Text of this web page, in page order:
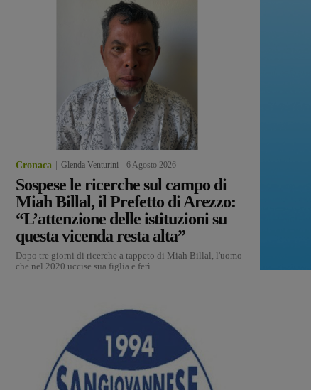
Cronaca Glenda Venturini 6 Agosto 2026
Sospese le ricerche sul campo di
Miah Billal, il Prefetto di Arezzo:
“L’attenzione delle istituzioni su
questa vicenda resta alta”
Dopo tre giorni di ricerche a tappeto di Miah Billal, l'uomo
che nel 2020 uccise sua figlia e ferì...